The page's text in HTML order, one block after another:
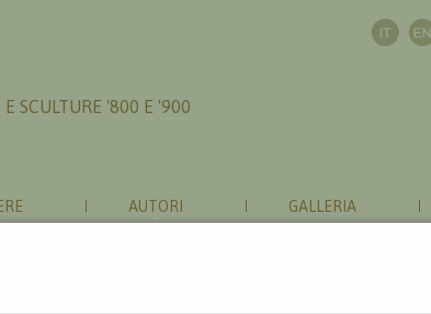
SCULTURE '800 E '900
AUTORI GALLERIA